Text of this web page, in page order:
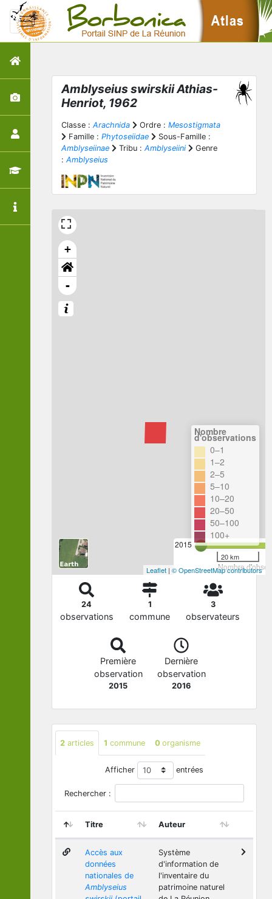
Amblyseius swirskiiAthias-
Henriot, 1962
Classe : Arachnida Ordre : Mesostigmata
Famille : Phytoseiidae
Sous-Famille :
Amblyseiinae
Tribu : Amblyseiini
Genre
: Amblyseius
+
-
2015
Nombre
Nombre
d'observations
0–1
1–2
2–5
5–10
10–20
20–50
50–100
100+
20 km
Leaflet | © OpenStreetMap contributors
24
observations
1
commune
3
observateurs
Première
observation
2015
Dernière
observation
2016
2 articles 1 commune 0 organisme
Afficher entrées
Rechercher :
Titre Auteur
Accès aux
données
nationales de
Amblyseius
Système
d'information de
l'inventaire du
patrimoine naturel